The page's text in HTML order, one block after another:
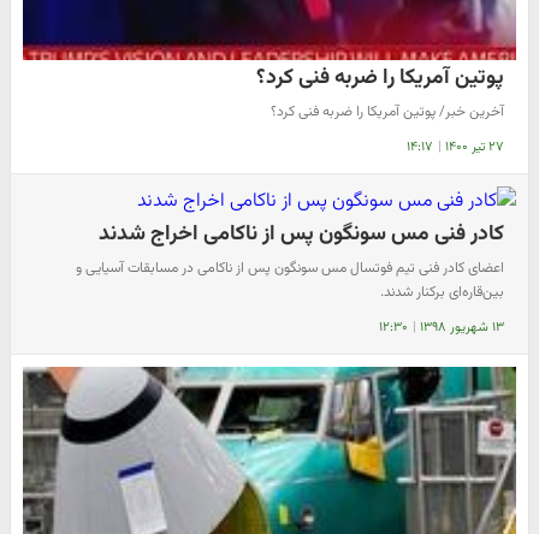
پوتین آمریکا را ضربه فنی کرد؟
آخرین خبر/ پوتین آمریکا را ضربه فنی کرد؟
۲۷ تیر ۱۴۰۰ | ۱۴:۱۷
کادر فنی مس سونگون پس از ناکامی اخراج شدند
اعضای کادر فنی تیم فوتسال مس سونگون پس از ناکامی در مسابقات آسیایی و
بین‌قاره‌ای برکنار شدند.
۱۳ شهریور ۱۳۹۸ | ۱۲:۳۰